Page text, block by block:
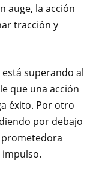
auge, la acción
tracción y
superando al
que una acción
éxito. Por otro
por debajo